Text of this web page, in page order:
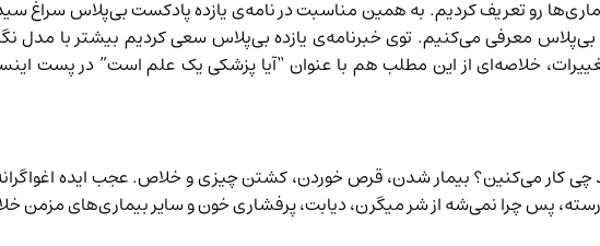
رو تعریف کردیم. به همین مناسبت درنامه‌ی یازده پادکست بی‌پلاسسراغ
معرفی می‌کنیم. توی خبرنامه‌ی یازده بی‌پلاس سعی کردیم بیشتر با مدل
خلاصه‌ای از این مطلب هم با عنوان “آیا پزشکی یک علم است” در پست
کار می‌کنین؟ بیمار شدن، قرص خوردن، کشتن چیزی و خلاص. عجب ایده
درسته، پس چرا نمی‌شه از شر میگرن، دیابت، پرفشاری خون و سایر بیماری‌های مزمن